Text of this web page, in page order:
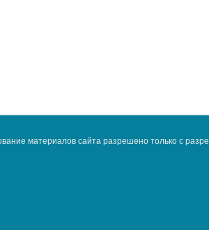
материалов сайта разрешено только с